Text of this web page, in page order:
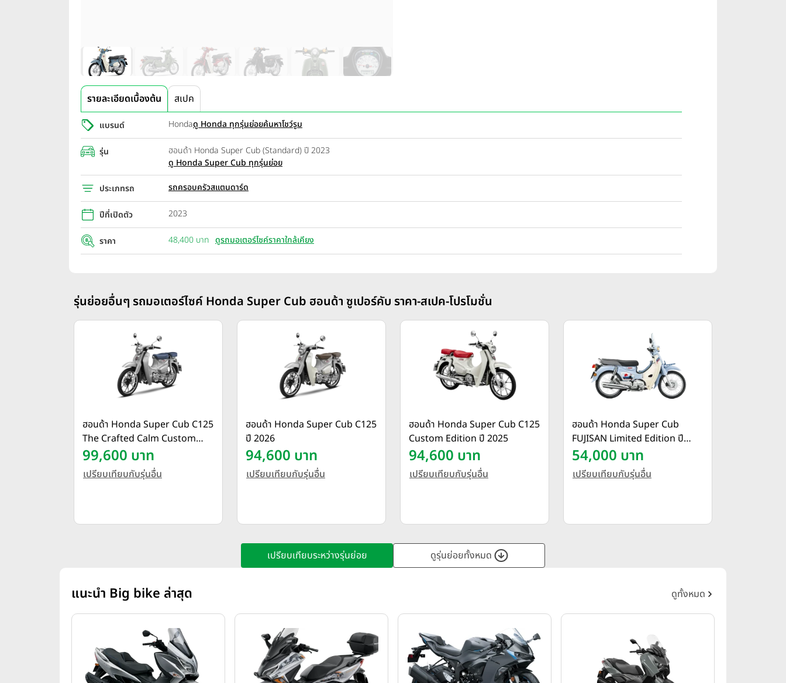
รายละเอียดเบื้องต้น สเปค
แบรนด์ Hondaดู Honda ทุกรุ่นย่อยค้นหาโชว์รูม
รุ่น
ฮอนด้า Honda Super Cub (Standard) ปี 2023
ดู Honda Super Cub ทุกรุ่นย่อย
ประเภทรถ รถครอบครัวสแตนดาร์ด
ปีที่เปิดตัว 2023
ราคา 48,400 บาท ดูรถมอเตอร์ไซค์ราคาใกล้เคียง
รุ่นย่อยอื่นๆ รถมอเตอร์ไซค์ Honda Super Cub ฮอนด้า ซูเปอร์คับ ราคา-สเปค-โปรโมชั่น
ฮอนด้า Honda Super Cub C125
The Crafted Calm Custom
Edition ปี 2026
99,600 บาท
เปรียบเทียบกับรุ่นอื่น
ฮอนด้า Honda Super Cub C125
ปี 2026
94,600 บาท
เปรียบเทียบกับรุ่นอื่น
ฮอนด้า Honda Super Cub C125
Custom Edition ปี 2025
94,600 บาท
เปรียบเทียบกับรุ่นอื่น
ฮอนด้า Honda Super Cub
FUJISAN Limited Edition ปี
2025
54,000 บาท
เปรียบเทียบกับรุ่นอื่น
เปรียบเทียบระหว่างรุ่นย่อย ดูรุ่นย่อยทั้งหมด
แนะนำ Big bike ล่าสุด ดูทั้งหมด